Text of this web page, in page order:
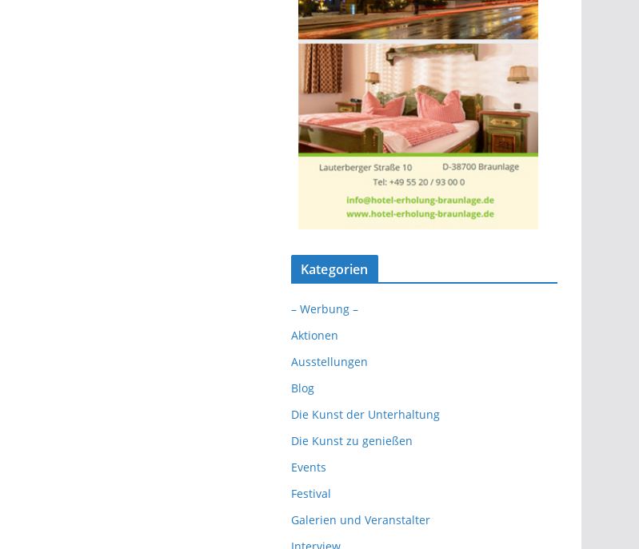
Kategorien
– Werbung –
Aktionen
Ausstellungen
Blog
Die Kunst der Unterhaltung
Die Kunst zu genießen
Events
Festival
Galerien und Veranstalter